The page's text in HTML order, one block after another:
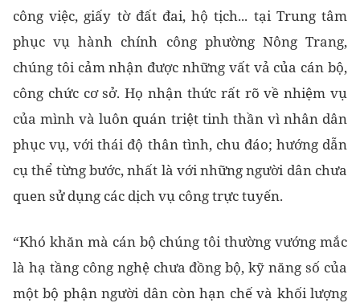
công việc, giấy tờ đất đai, hộ tịch... tại Trung tâm
phục vụ hành chính công phường Nông Trang,
chúng tôi cảm nhận được những vất vả của cán bộ,
công chức cơ sở. Họ nhận thức rất rõ về nhiệm vụ
của mình và luôn quán triệt tinh thần vì nhân dân
phục vụ, với thái độ thân tình, chu đáo; hướng dẫn
cụ thể từng bước, nhất là với những người dân chưa
quen sử dụng các dịch vụ công trực tuyến.
“Khó khăn mà cán bộ chúng tôi thường vướng mắc
là hạ tầng công nghệ chưa đồng bộ, kỹ năng số của
một bộ phận người dân còn hạn chế và khối lượng